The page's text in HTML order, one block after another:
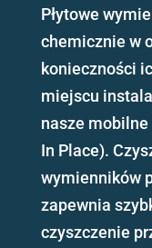
Płytowe
chemicznie w
konieczności
miejscu
nasze
In Place).
wymienników
zapewnia
czyszczenie